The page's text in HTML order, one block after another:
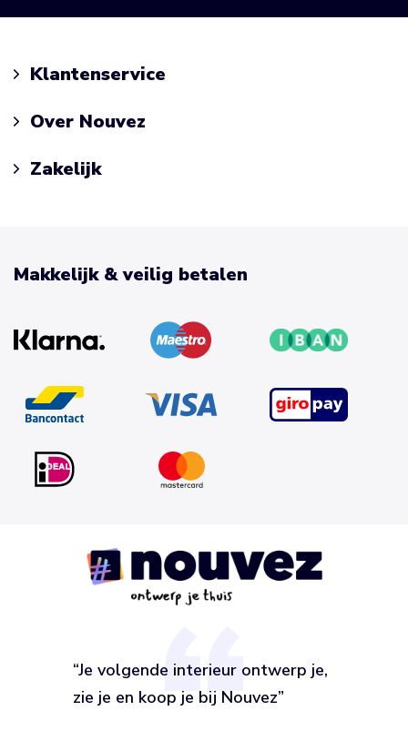
Klantenservice
Over Nouvez
Zakelijk
“Je volgende interieur ontwerp je,
zie je en koop je bij Nouvez”
Makkelijk & veilig betalen